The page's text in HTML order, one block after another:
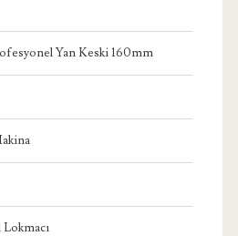
Yan Keski 160mm
Lokmacı